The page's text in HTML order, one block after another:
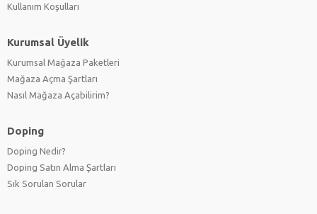
Kullanım Koşulları
Kurumsal Üyelik
Kurumsal Mağaza Paketleri
Mağaza Açma Şartları
Nasıl Mağaza Açabilirim?
Doping
Doping Nedir?
Doping Satın Alma Şartları
Sık Sorulan Sorular